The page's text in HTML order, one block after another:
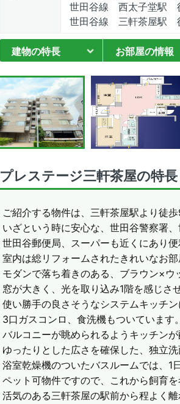
世田谷線 西太子堂駅
世田谷線 三軒茶屋駅
建物の特長 お部屋の情報
プレステージ三軒茶屋の特長
ご紹介する物件は、三軒茶屋駅より徒
いざという時に安心な、世田谷警察署
世田谷郵便局、スーパーも近くにあり
室内は総リフォームされたきれいなお
モダンで落ち着きのある、ブラウン×ウ
窓が大きく、光を取り込み1階を感じさ
使い勝手の良さそうなシステムキッチ
3口ガスコンロ、食洗機もついています
バルコニーが眺められるようキッチン
ゆったりとした広さを確保した、独立
浴室乾燥機のついたバスルームでは、1
ペット可物件ですので、これから飼育
活気のある三軒茶屋の駅前から程よく